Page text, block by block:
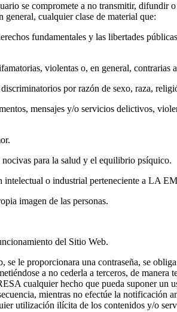
se compromete a no transmitir, difundir
cualquier clase de material que:
fundamentales y las libertades
violentas o, en general, contrarias
por razón de sexo, raza,
mensajes y/o servicios delictivos,
para la salud y el equilibrio psíquico.
o industrial perteneciente a LA
imagen de las personas.
del Sitio Web.
le proporcionara una contraseña, se
a no cederla a terceros, de
cualquier hecho que pueda suponer
mientras no efectúe la
utilización ilícita de los contenidos y/o